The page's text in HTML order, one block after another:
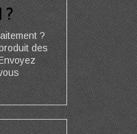
?
?
des